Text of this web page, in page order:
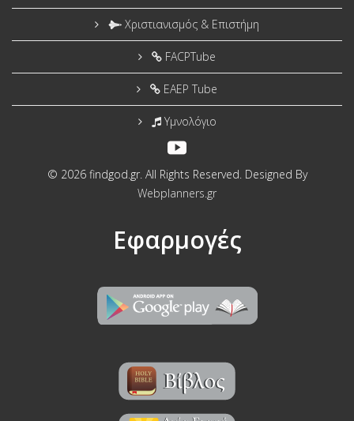
Χριστιανισμός & Επιστήμη
FACPTube
EAEP Tube
Υμνολόγιο
© 2026 findgod.gr. All Rights Reserved. Designed By
Webplanners.gr
Εφαρμογές